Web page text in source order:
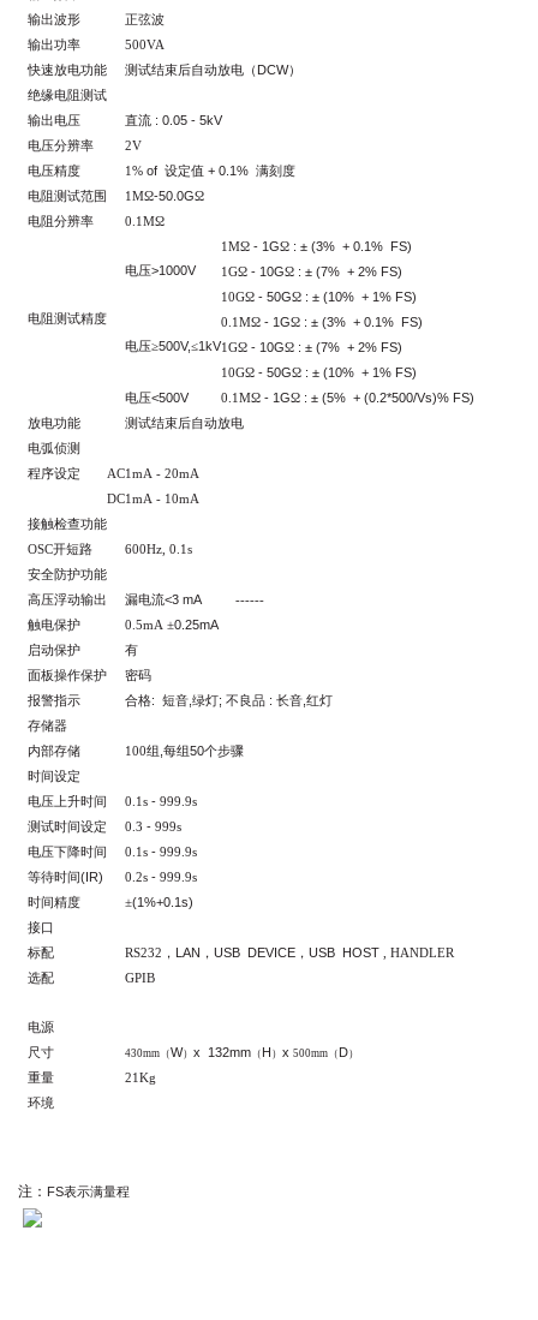
输出波形
正弦波
输出功率
500VA
快速放电功能
测试结束后自动放电（ DCW）
绝缘电阻测试
输出电压
直流 : 0.05 - 5kV
电压分辨率
2V
电压精度
1% of 设定值 + 0.1% 满刻度
电阻测试范围
1MΩ-50.0GΩ
电阻分辨率
0.1MΩ
电阻测试精度
电压>1000V
1MΩ - 1GΩ : ± (3% + 0.1% FS)
1GΩ - 10GΩ : ± (7% + 2% FS)
10GΩ - 50GΩ : ± (10% + 1% FS)
电压≥500V,≤1kV
0.1MΩ - 1GΩ : ± (3% + 0.1% FS)
1GΩ - 10GΩ : ± (7% + 2% FS)
10GΩ - 50GΩ : ± (10% + 1% FS)
电压<500V 0.1MΩ - 1GΩ : ± (5% + (0.2*500/Vs)% FS)
放电功能
测试结束后自动放电
电弧侦测
程序设定
AC1mA - 20mA
DC1mA - 10mA
接触检查功能
OSC开短路 600Hz, 0.1s
安全防护功能
高压浮动输出
漏电流<3 mA
------
触电保护
0.5mA ±0.25mA
启动保护
有
面板操作保护
密码
报警指示
合格: 短音,绿灯; 不良品 : 长音,红灯
存储器
内部存储
100组 每组50个步骤
时间设定
电压上升时间
0.1s - 999.9s
测试时间设定
0.3 - 999s
电压下降时间
0.1s - 999.9s
等待时间(IR) 0.2s - 999.9s
时间精度
±(1%+0.1s)
接口
标配
RS232 ， LAN ， USB DEVICE， USB HOST
HANDLER
选配
GPIB
电源
尺寸
430mm（W） x 132mm（ H ） x 500mm（ D）
重量
21Kg
环境
注： FS表示满量程